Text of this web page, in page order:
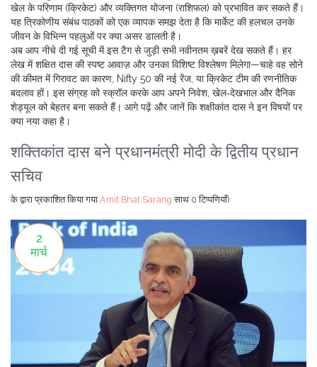
खेल के परिणाम (क्रिकेट) और व्यक्तिगत योजना (राशिफल) को प्रभावित कर सकते हैं।
यह त्रिकोणीय संबंध पाठकों को एक व्यापक समझ देता है कि मार्केट की हलचल उनके
जीवन के विभिन्न पहलुओं पर क्या असर डालती है।
अब आप नीचे दी गई सूची में इस टैग से जुड़ी सभी नवीनतम ख़बरें देख सकते हैं। हर
लेख में शक्षित दास की स्पष्ट आवाज़ और उनका विशिष्ट विश्लेषण मिलेगा—चाहे वह सोने
की कीमत में गिरावट का कारण, Nifty 50 की नई रेंज, या क्रिकेट टीम की रणनीतिक
बदलाव हों। इस संग्रह को स्क्रॉल करके आप अपने निवेश, खेल‑देखभाल और दैनिक
शेड्यूल को बेहतर बना सकते हैं। आगे पढ़ें और जानें कि शक्षीकांत दास ने इन विषयों पर
क्या नया कहा है।
शक्तिकांत दास बने प्रधानमंत्री मोदी के द्वितीय प्रधान
सचिव
के द्वारा प्रकाशित किया गया Amit Bhat Sarang साथ 0 टिप्पणियाँ)
2
मार्च